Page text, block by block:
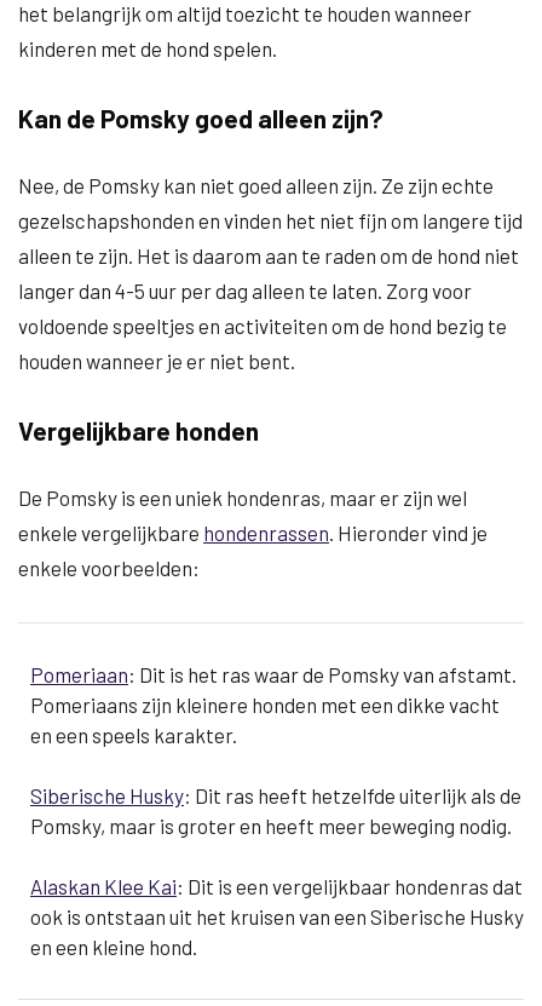
het belangrijk om altijd toezicht te houden wanneer
kinderen met de hond spelen.
Kan de Pomsky goed alleen zijn?
Nee, de Pomsky kan niet goed alleen zijn. Ze zijn echte
gezelschapshonden en vinden het niet fijn om langere tijd
alleen te zijn. Het is daarom aan te raden om de hond niet
langer dan 4-5 uur per dag alleen te laten. Zorg voor
voldoende speeltjes en activiteiten om de hond bezig te
houden wanneer je er niet bent.
Vergelijkbare honden
De Pomsky is een uniek hondenras, maar er zijn wel
enkele vergelijkbare hondenrassen. Hieronder vind je
enkele voorbeelden:
Pomeriaan: Dit is het ras waar de Pomsky van afstamt.
Pomeriaans zijn kleinere honden met een dikke vacht
en een speels karakter.
Siberische Husky: Dit ras heeft hetzelfde uiterlijk als de
Pomsky, maar is groter en heeft meer beweging nodig.
Alaskan Klee Kai: Dit is een vergelijkbaar hondenras dat
ook is ontstaan uit het kruisen van een Siberische Husky
en een kleine hond.